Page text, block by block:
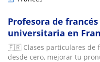
Profesora de
universitaria en
🇫🇷 Clases particulares de
desde cero, mejorar tu